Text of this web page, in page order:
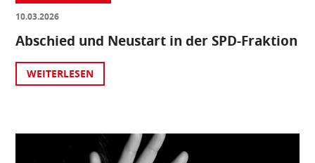
10.03.2026
Abschied und Neustart in der SPD-Fraktion
WEITERLESEN